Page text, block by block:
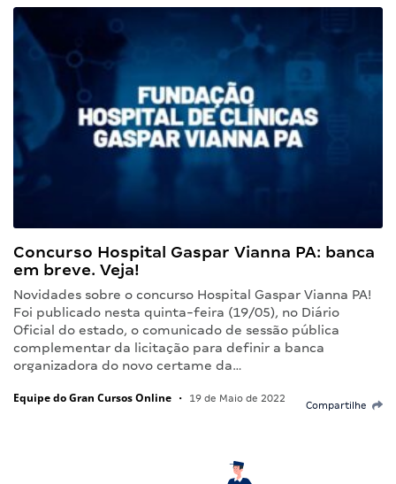
Concurso Hospital Gaspar Vianna PA: banca
em breve. Veja!
Novidades sobre o concurso Hospital Gaspar Vianna PA!
Foi publicado nesta quinta-feira (19/05), no Diário
Oficial do estado, o comunicado de sessão pública
complementar da licitação para definir a banca
organizadora do novo certame da…
Equipe do Gran Cursos Online • 19 de Maio de 2022
Compartilhe